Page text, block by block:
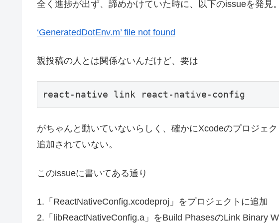
全く進捗が出ず、諦めかけていた時に、以下のissueを発見。
‘GeneratedDotEnv.m’ file not found
親投稿の人とは関係ないんだけど、要は
がちゃんと動いていないらしく、確かにXcodeのプロジェ
追加されていない。
このissueに書いてある通り
1.「ReactNativeConfig.xcodeproj」をプロジェクトに追加
2.「libReactNativeConfig.a」をBuild PhasesのLink Binary